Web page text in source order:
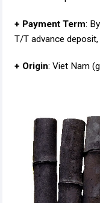
+ Payment Term:
T/T advance
+ Origin: Viet Nam